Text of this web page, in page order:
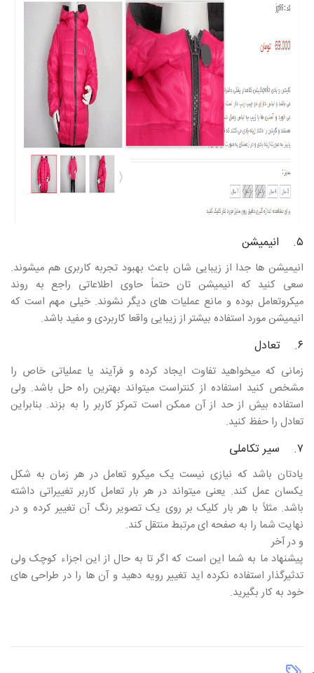
۵. انیمیشن
انیمیشن ها جدا از زیبایی شان باعث بهبود تجربه کاربری هم میشوند.
سعی کنید که انیمیشن تان حتماً حاوی اطلاعاتی راجع به روند
میکروتعامل بوده و مانع عملیات های دیگر نشوند. خیلی مهم است که
انیمیشن مورد استفاده بیشتر از زیبایی واقعا کاربردی و مفید باشد.
۶. تعادل
زمانی که میخواهید تفاوت ایجاد کرده و فرآیند یا عملیاتی خاص را
مشخص کنید استفاده از کنتراست میتواند بهترین راه حل باشد. ولی
استفاده بیش از حد از آن ممکن است تمرکز کاربر را به بزند. بنابراین
تعادل را حفظ کنید.
۷. سیر تکاملی
یادتان باشد که نیازی نیست یک میکرو تعامل در هر زمان به شکل
یکسان عمل کند. یعنی میتواند در هر بار تعامل کاربر تغییراتی داشته
باشد. مثلاً با هر بار کلیک بر روی یک تصویر رنگ آن تغییر کرده و در
نهایت شما را به صفحه ای مرتبط منتقل کند.
و در آخر
پیشنهاد ما به شما این است که اگر تا به حال از این اجزاء کوچک ولی
تدثیرگذار استفاده نکرده اید تغییر رویه دهید و آن ها را در طراحی های
خود به کار بگیرید.